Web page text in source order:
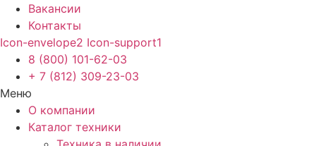
Вакансии
Контакты
Icon-envelope2 Icon-support1
8 (800) 101-62-03
+ 7 (812) 309-23-03
Меню
О компании
Каталог техники